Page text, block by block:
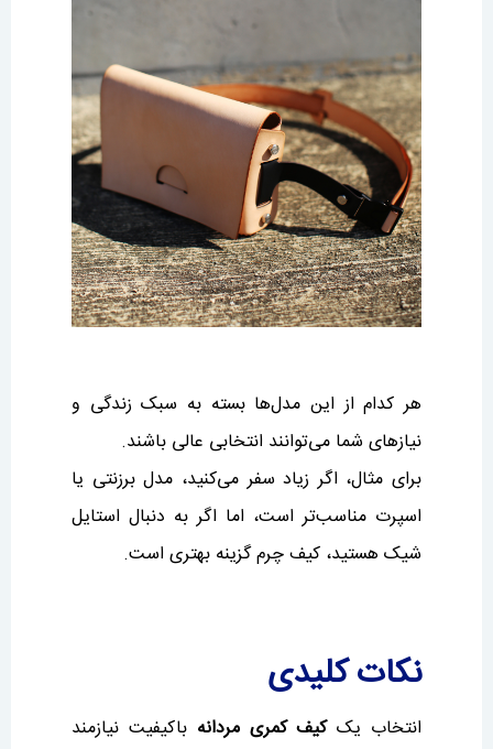
هر کدام از این مدل‌ها بسته به سبک زندگی و
نیازهای شما می‌توانند انتخابی عالی باشند.
برای مثال، اگر زیاد سفر می‌کنید، مدل برزنتی یا
اسپرت مناسب‌تر است، اما اگر به دنبال استایل
شیک هستید، کیف چرم گزینه بهتری است.
نکات کلیدی
انتخاب یککیف کمری مردانه باکیفیت نیازمند